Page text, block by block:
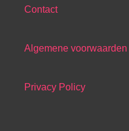
Contact
Algemene voorwaarden
Privacy Policy